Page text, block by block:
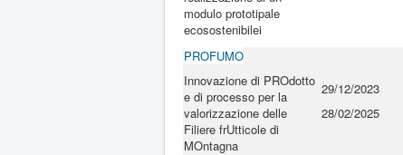
modulo prototipale
ecosostenibilei
PROFUMO
Innovazione di PROdotto
e di processo per la
valorizzazione delle
Filiere frUtticole di
MOntagna
29/12/2023
28/02/2025